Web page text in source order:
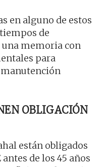
en alguno de estos
de
memoria con
para
OBLIGACIÓN
están obligados
de los 45 años